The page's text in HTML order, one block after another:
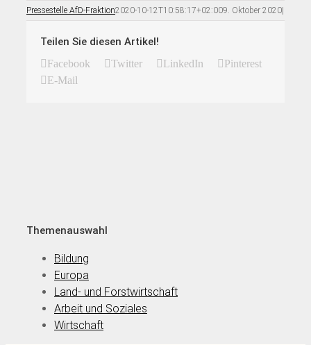
Pressestelle AfD-Fraktion2020-10-12T10:58:17+02:009. Oktober 2020|
Teilen Sie diesen Artikel!
Facebook Twitter LinkedIn
Pinterest
E-Mail
Themenauswahl
Bildung
Europa
Land- und Forstwirtschaft
Arbeit und Soziales
Wirtschaft